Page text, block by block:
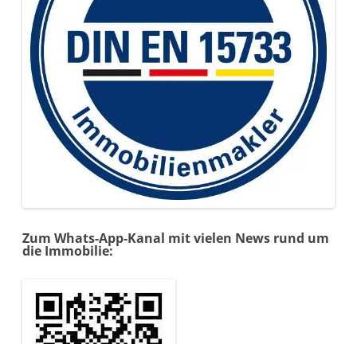
Zum Whats-App-Kanal mit vielen News rund um
die Immobilie: